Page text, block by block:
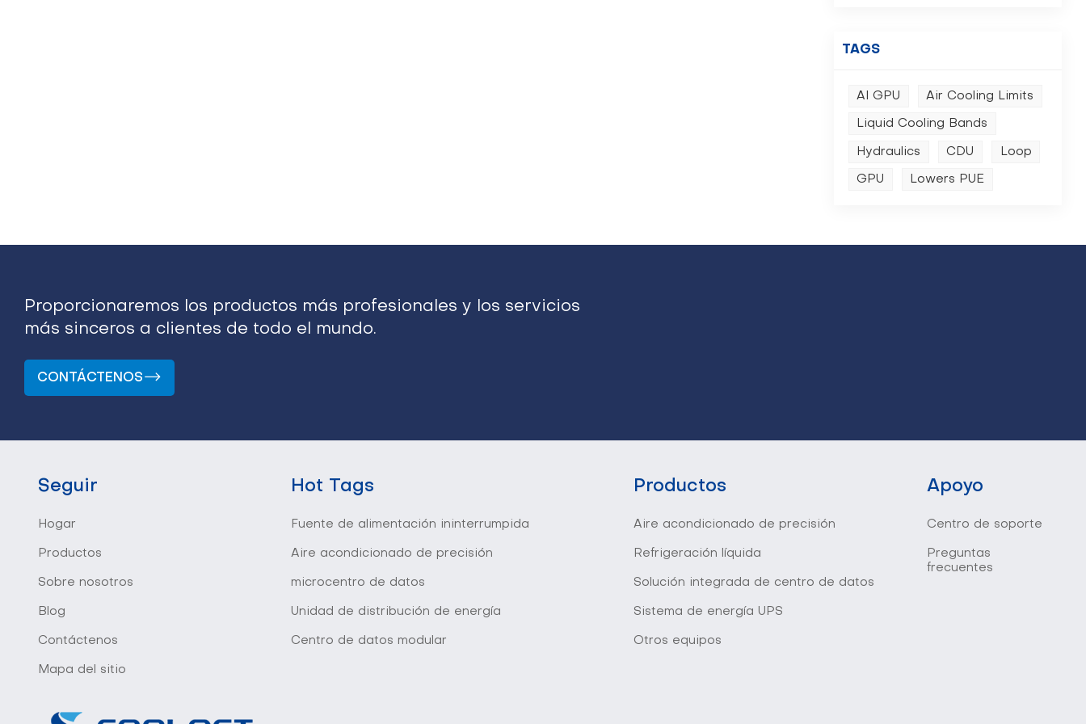
TAGS
AI GPU Air Cooling Limits
Liquid Cooling Bands
Hydraulics CDU Loop
GPU Lowers PUE
Proporcionaremos los productos más profesionales y los servicios
más sinceros a clientes de todo el mundo.
CONTÁCTENOS
Seguir
Hogar
Productos
Sobre nosotros
Blog
Contáctenos
Mapa del sitio
Hot Tags
Fuente de alimentación ininterrumpida
Aire acondicionado de precisión
microcentro de datos
Unidad de distribución de energía
Centro de datos modular
Productos
Aire acondicionado de precisión
Refrigeración líquida
Solución integrada de centro de datos
Sistema de energía UPS
Otros equipos
Apoyo
Centro de soporte
Preguntas
frecuentes